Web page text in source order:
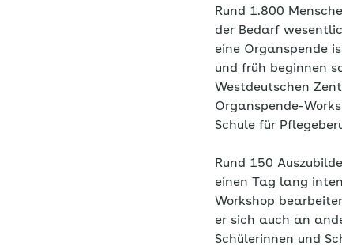
Rund 1.800
der Bedarf
eine Organspende
und früh beginnen
Westdeutschen
Organspende-
Schule für
Rund 150
einen Tag lang
Workshop
er sich auch an
Schülerinnen und